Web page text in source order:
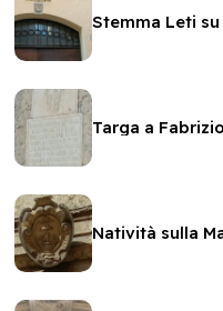
Natività sulla